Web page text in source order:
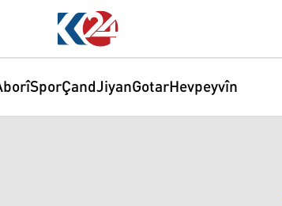
SporÇandJiyanGotarHevpeyvîn